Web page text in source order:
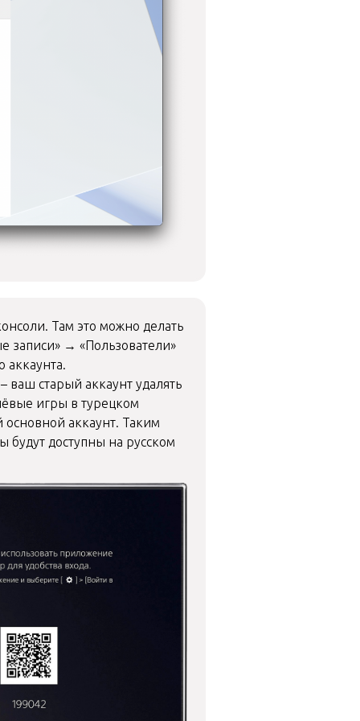
Там это можно делать
записи» → «Пользователи»
аккаунта.
ваш старый аккаунт удалять
игры в турецком
основной аккаунт. Таким
будут доступны на русском